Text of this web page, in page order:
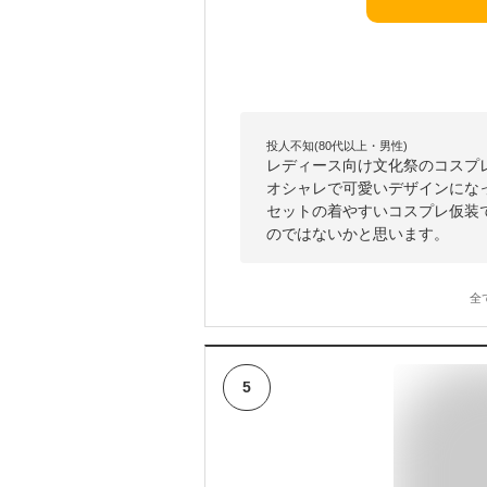
投人不知(80代以上・男性)
レディース向け文化祭のコス
オシャレで可愛いデザインに
セットの着やすいコスプレ仮
のではないかと思います。
全
5